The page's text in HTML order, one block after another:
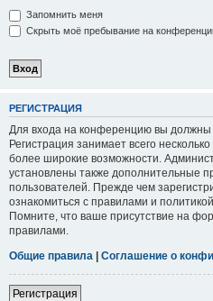
Запомнить меня
Скрыть моё пребывание на
РЕГИСТРАЦИЯ
Для входа на конференцию вы должны
Регистрация занимает всего
более широкие возможности.
установлены также дополнительные
пользователей. Прежде чем
ознакомиться с правилами и
Помните, что ваше присутствие на
правилами.
Общие правила | Соглашение о
Регистрация